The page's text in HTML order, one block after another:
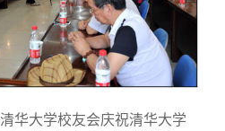
体
大校友会
法
阅
平台
事
苑
习
服务
赛
辞华大学校友会庆祝清华大学